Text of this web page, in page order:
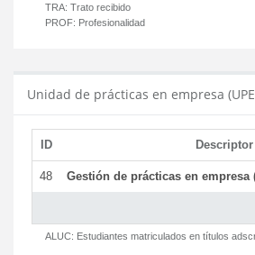
TRA: Trato recibido
PROF: Profesionalidad
Unidad de prácticas en empresa
ID Descriptor
48 Gestión de prácticas en empresa
ALUC: Estudiantes matriculados en títulos